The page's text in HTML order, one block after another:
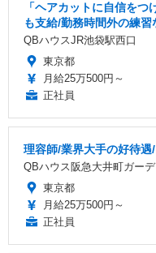
「ヘアカットに自信を
も支給/勤務時間外の練
QBハウスJR池袋駅西口
東京都
月給25万500円～
正社員
理容師/業界大手の好待遇
QBハウス阪急大井町ガー
東京都
月給25万500円～
正社員